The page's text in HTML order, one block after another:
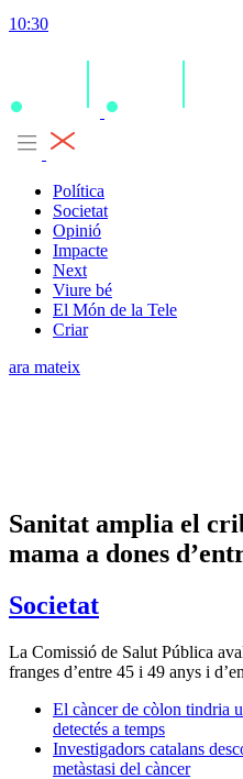
10:30
Política
Societat
Opinió
Impacte
Next
Viure bé
El Món de la Tele
Criar
ara mateix
Sanitat amplia el
mama a dones
Societat
La Comissió de Salut Pública
franges d’entre 45 i 49 anys i
El càncer de còlon tindria
detectés a temps
Investigadors catalans
metàstasi del càncer